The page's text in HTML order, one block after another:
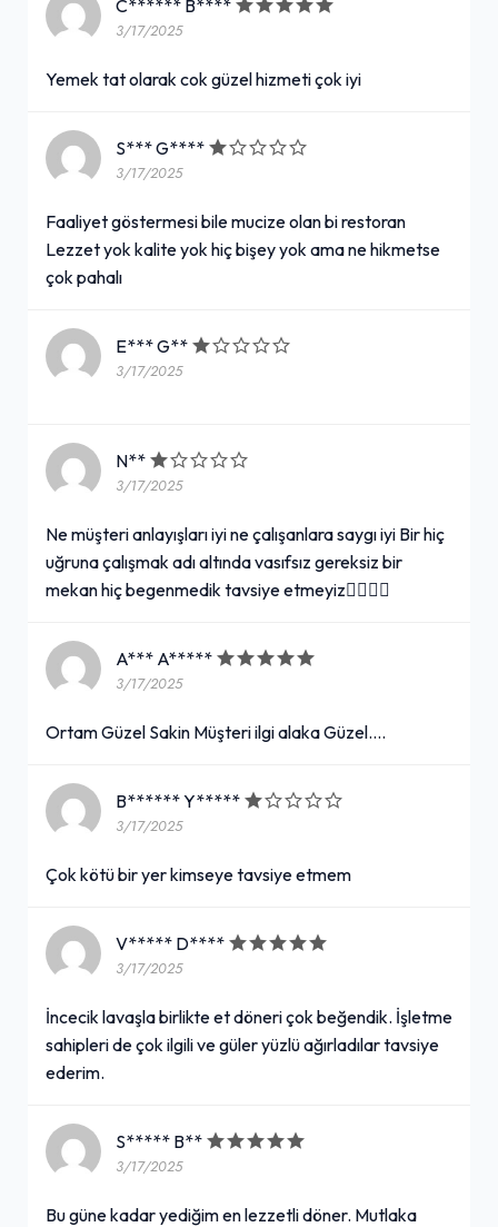
C****** B****
3/17/2025
Yemek tat olarak cok güzel hizmeti çok iyi
S*** G****
3/17/2025
Faaliyet göstermesi bile mucize olan bi restoran
Lezzet yok kalite yok hiç bişey yok ama ne hikmetse
çok pahalı
E*** G**
3/17/2025
N**
3/17/2025
Ne müşteri anlayışları iyi ne çalışanlara saygı iyi Bir hiç
uğruna çalışmak adı altında vasıfsız gereksiz bir
mekan hiç begenmedik tavsiye etmeyiz👎🏻👎🏻
A*** A*****
3/17/2025
Ortam Güzel Sakin Müşteri ilgi alaka Güzel....
B****** Y*****
3/17/2025
Çok kötü bir yer kimseye tavsiye etmem
V***** D****
3/17/2025
İncecik lavaşla birlikte et döneri çok beğendik. İşletme
sahipleri de çok ilgili ve güler yüzlü ağırladılar tavsiye
ederim.
S***** B**
3/17/2025
Bu güne kadar yediğim en lezzetli döner. Mutlaka